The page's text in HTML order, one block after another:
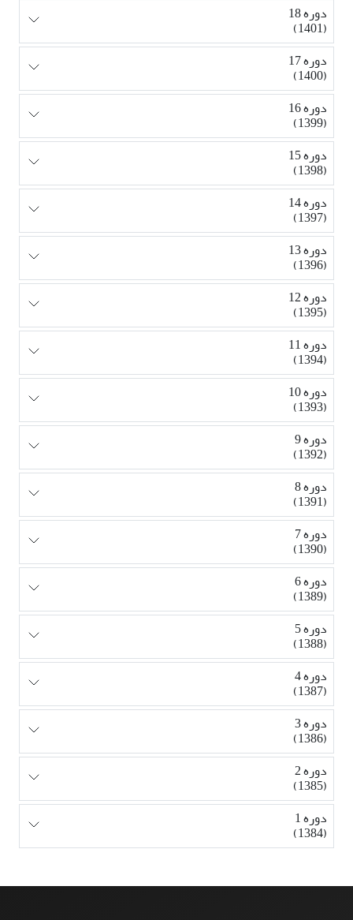
دوره 18
(1401)
دوره 17
(1400)
دوره 16
(1399)
دوره 15
(1398)
دوره 14
(1397)
دوره 13
(1396)
دوره 12
(1395)
دوره 11
(1394)
دوره 10
(1393)
دوره 9
(1392)
دوره 8
(1391)
دوره 7
(1390)
دوره 6
(1389)
دوره 5
(1388)
دوره 4
(1387)
دوره 3
(1386)
دوره 2
(1385)
دوره 1
(1384)